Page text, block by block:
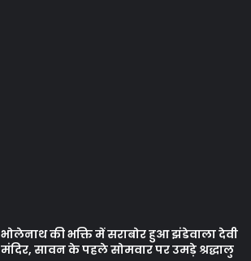
भोलेनाथ की भक्ति में सराबोर हुआ झंडेवाला देवी
मंदिर, सावन के पहले सोमवार पर उमड़े श्रद्धालु